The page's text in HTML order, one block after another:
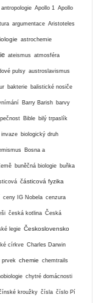
antropologie Apollo 1 Apollo
argumentace Aristoteles
astrochemie
ateismus atmosféra
pulsy austroslavismus
bakterie balistické nosiče
Barry Barish barvy
Bible bilý trpaslík
invaze biologický druh
Bosna a
buněčná biologie buňka
částicová fyzika
ceny IG Nobela cenzura
česká kotlina Česká
legie Československo
církve Charles Darwin
prvek chemie chemtrails
chytré domácnosti
kroužky čísla číslo Pí